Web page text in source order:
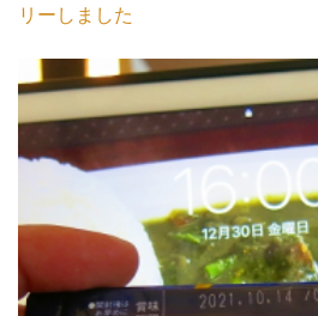
リーしました